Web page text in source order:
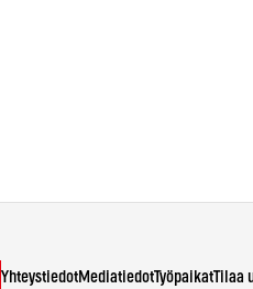
YhteystiedotMediatiedotTyöpaikatTilaa